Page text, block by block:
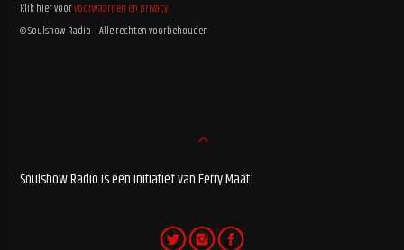
Klik hier voorvoorwaarden en privacy
© Soulshow Radio – Alle rechten voorbehouden
Soulshow Radio is een initiatief van Ferry Maat.